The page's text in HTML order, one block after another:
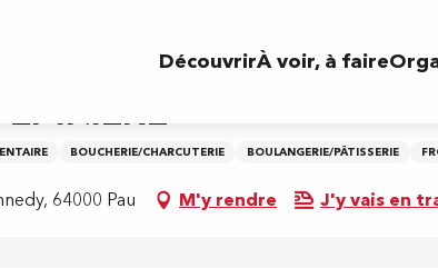
DécouvrirÀ voir, à faire
BOUCHERIE/CHARCUTERIE BOULANGERIE/PÂTISSERIE
64000 Pau M'y rendre J'y vais en